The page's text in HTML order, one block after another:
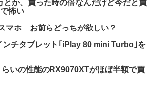
とか、買った時の倍なんだけど今だと買
怖い
マホ お前らどっちが欲しい？
チタブレット｢iPlay 80 mini Turbo｣を
いの性能のRX9070XTがほぼ半額で買